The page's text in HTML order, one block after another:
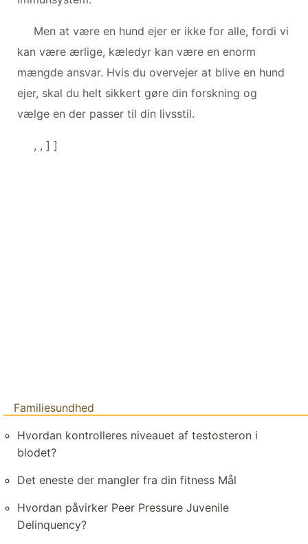
Men at være en hund ejer er ikke for alle, fordi vi
kan være ærlige, kæledyr kan være en enorm
mængde ansvar. Hvis du overvejer at blive en hund
ejer, skal du helt sikkert gøre din forskning og
vælge en der passer til din livsstil.
, , ] ]
Familiesundhed
Hvordan kontrolleres niveauet af testosteron i
blodet?
Det eneste der mangler fra din fitness Mål
Hvordan påvirker Peer Pressure Juvenile
Delinquency?